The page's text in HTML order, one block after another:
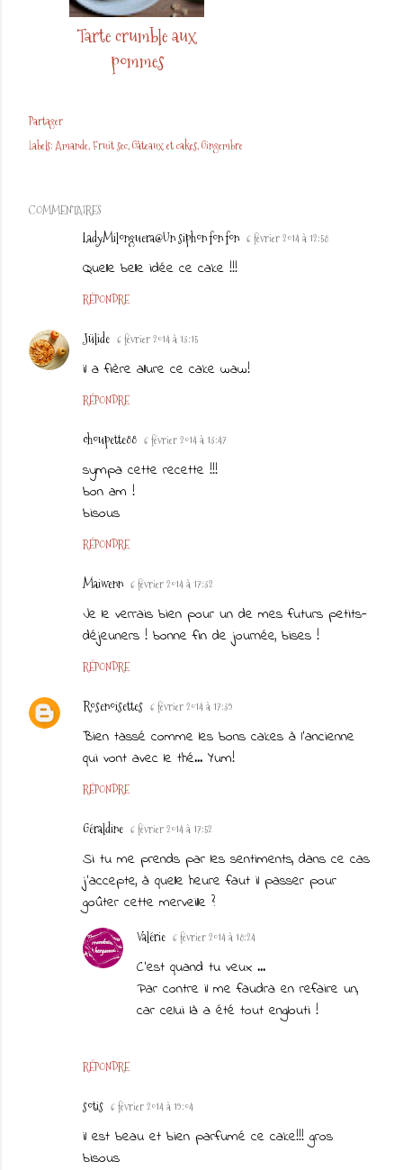
Tarte crumble aux
pommes
Partager
Labels: Amande Fruit sec Gâteaux et cakes Gingembre
COMMENTAIRES
LadyMilonguera@Un siphon fon fon 6 février 2014 à 12:58
Quelle belle idée ce cake !!!
RÉPONDRE
Jülide 6 février 2014 à 13:15
il a fière allure ce cake waw!
RÉPONDRE
choupette88 6 février 2014 à 13:47
sympa cette recette !!!
bon am !
bisous
RÉPONDRE
Maiwenn 6 février 2014 à 17:32
Je le verrais bien pour un de mes futurs petits-
déjeuners ! bonne fin de journée, bises !
RÉPONDRE
Rosenoisettes 6 février 2014 à 17:39
Bien tassé comme les bons cakes à l'ancienne
qui vont avec le thé... Yum!
RÉPONDRE
Géraldine 6 février 2014 à 17:52
Si tu me prends par les sentiments, dans ce cas
j'accepte, à quelle heure faut il passer pour
goûter cette merveille ?
RÉPONDRE
Valérie 6 février 2014 à 18:24
C'est quand tu veux ...
Par contre il me faudra en refaire un,
car celui là a été tout englouti !
sotis 6 février 2014 à 19:04
il est beau et bien parfumé ce cake!!! gros
bisous